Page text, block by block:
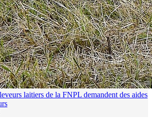
laitiers de la FNPL demandent des aides